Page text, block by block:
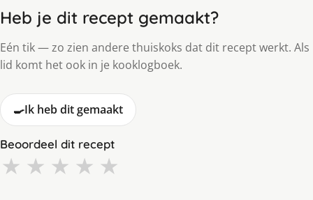
Heb je dit recept gemaakt?
Eén tik — zo zien andere thuiskoks dat dit recept werkt. Als
lid komt het ook in je kooklogboek.
🍳Ik heb dit gemaakt
Beoordeel dit recept
★ ★ ★ ★ ★